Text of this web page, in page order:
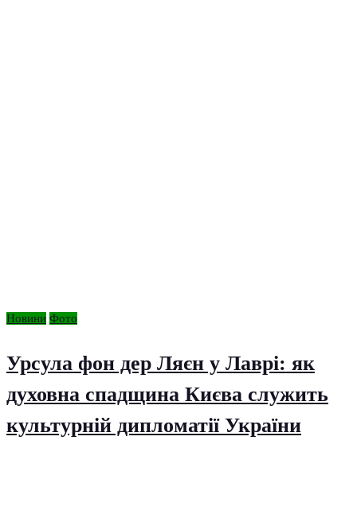
Новини Фото
Урсула фон дер Ляєн у Лаврі: як
духовна спадщина Києва служить
культурній дипломатії України